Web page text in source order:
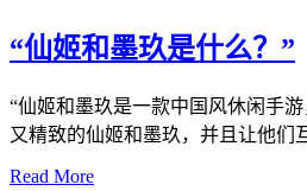
“仙姬和墨玖是什么？”
“仙姬和墨玖是一款中国风休闲手
又精致的仙姬和墨玖，并且让他们
Read More